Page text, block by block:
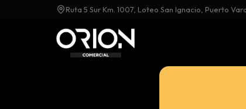
Ruta 5 Sur Km. 1007, Loteo San Ignacio, Puerto